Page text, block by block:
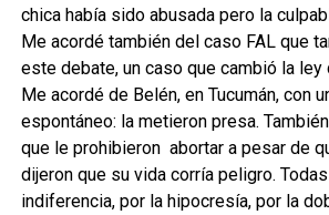
chica había sido abusada pero la
Me acordé también del caso FAL que
este debate, un caso que cambió la ley
Me acordé de Belén, en Tucumán, con
espontáneo: la metieron presa.
que le prohibieron abortar a pesar de
dijeron que su vida corría peligro.
indiferencia, por la hipocresía, por la